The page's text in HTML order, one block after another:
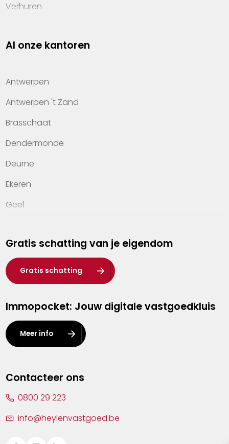
Verhuren
Property management
Kennis van wonen
Kantoren
Veelgestelde vragen
Werken bij Heylen Vastgoed
Contact
Al onze kantoren
Antwerpen
Antwerpen 't Zand
Brasschaat
Dendermonde
Deurne
Ekeren
Geel
Hasselt
Heist-op-den-Berg
Herentals
Kalmthout
Leuven
Lier
Gratis schatting van je eigendom
Gratis schatting
Immopocket: Jouw digitale vastgoedkluis
Meer info
Contacteer ons
0800 29 223
info@heylenvastgoed.be